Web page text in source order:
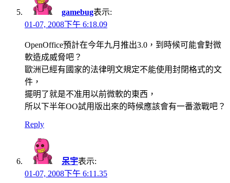
gamebug表示:
01-07, 2008下午 6:18.09
OpenOffice預計在今年九月推出3.0，到時候可能會對微
軟造成威脅吧？
歐洲已經有國家的法律明文規定不能使用封閉格式的文
件，
擺明了就是不准用以前微軟的東西，
所以下半年OO試用版出來的時候應該會有一番激戰吧？
Reply
呆宇表示:
01-07, 2008下午 6:11.35